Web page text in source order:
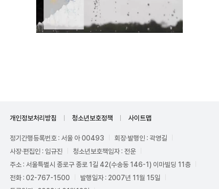
개인정보처리방침 청소년보호정책 사이트맵
정기간행등록번호 : 서울 아 00493
회장·발행인 : 곽영길
사장·편집인 : 임규진
청소년보호책임자 : 전운
주소 : 서울특별시 종로구 종로 1길 42(수송동 146-1) 이마빌딩 11층
전화 : 02-767-1500
발행일자 : 2007년 11월 15일